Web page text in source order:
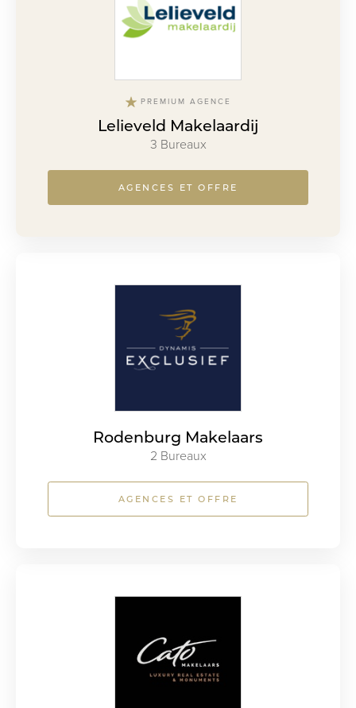
PREMIUM AGENCE
Lelieveld Makelaardij
3 Bureaux
AGENCES ET OFFRE
Rodenburg Makelaars
2 Bureaux
AGENCES ET OFFRE